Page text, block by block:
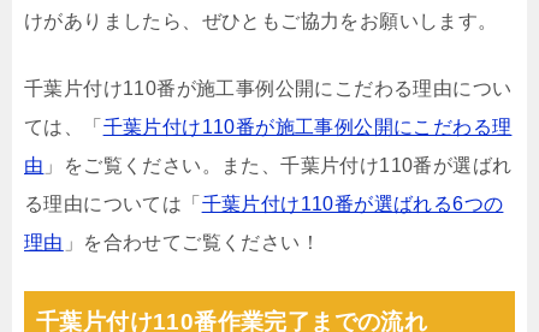
けがありましたら、ぜひともご協力をお願いします。
千葉片付け110番が施工事例公開にこだわる理由につい
ては、「 千葉片付け110番が施工事例公開にこだわる理
由 」をご覧ください。また、千葉片付け110番が選ばれ
る理由については「 千葉片付け110番が選ばれる6つの
理由 」を合わせてご覧ください！
千葉片付け110番作業完了までの流れ